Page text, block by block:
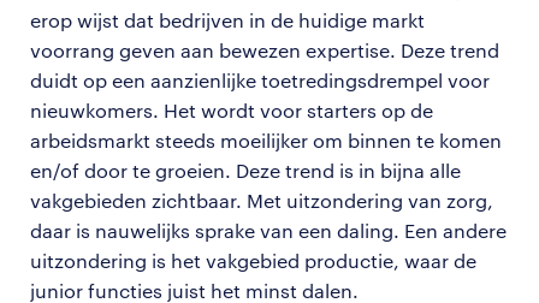
erop wijst dat bedrijven in de huidige markt
voorrang geven aan bewezen expertise. Deze trend
duidt op een aanzienlijke toetredingsdrempel voor
nieuwkomers. Het wordt voor starters op de
arbeidsmarkt steeds moeilijker om binnen te komen
en/of door te groeien. Deze trend is in bijna alle
vakgebieden zichtbaar. Met uitzondering van zorg,
daar is nauwelijks sprake van een daling. Een andere
uitzondering is het vakgebied productie, waar de
junior functies juist het minst dalen.